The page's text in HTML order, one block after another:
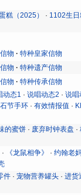
糕（2025） · 1102生日
物
特种皇家信物
物
特种遗产信物
物 特种传承信物
动态1 ·说唱动态2 ·说唱
节手环 ·有效情报值 ·
的蜜饼 · 废弃时钟表盘 ·
· 《龙鼠相争》 ·约翰老
件 ·宠物营养罐头 ·进货